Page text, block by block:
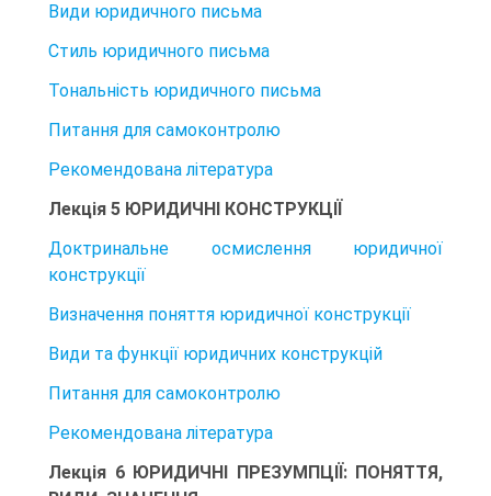
Види юридичного письма
Стиль юридичного письма
Тональність юридичного письма
Питання для самоконтролю
Рекомендована література
Лекція 5 ЮРИДИЧНІ КОНСТРУКЦІЇ
Доктринальне осмислення юридичної
конструкції
Визначення поняття юридичної конструкції
Види та функції юридичних конструкцій
Питання для самоконтролю
Рекомендована література
Лекція 6 ЮРИДИЧНІ ПРЕЗУМПЦІЇ: ПОНЯТТЯ,